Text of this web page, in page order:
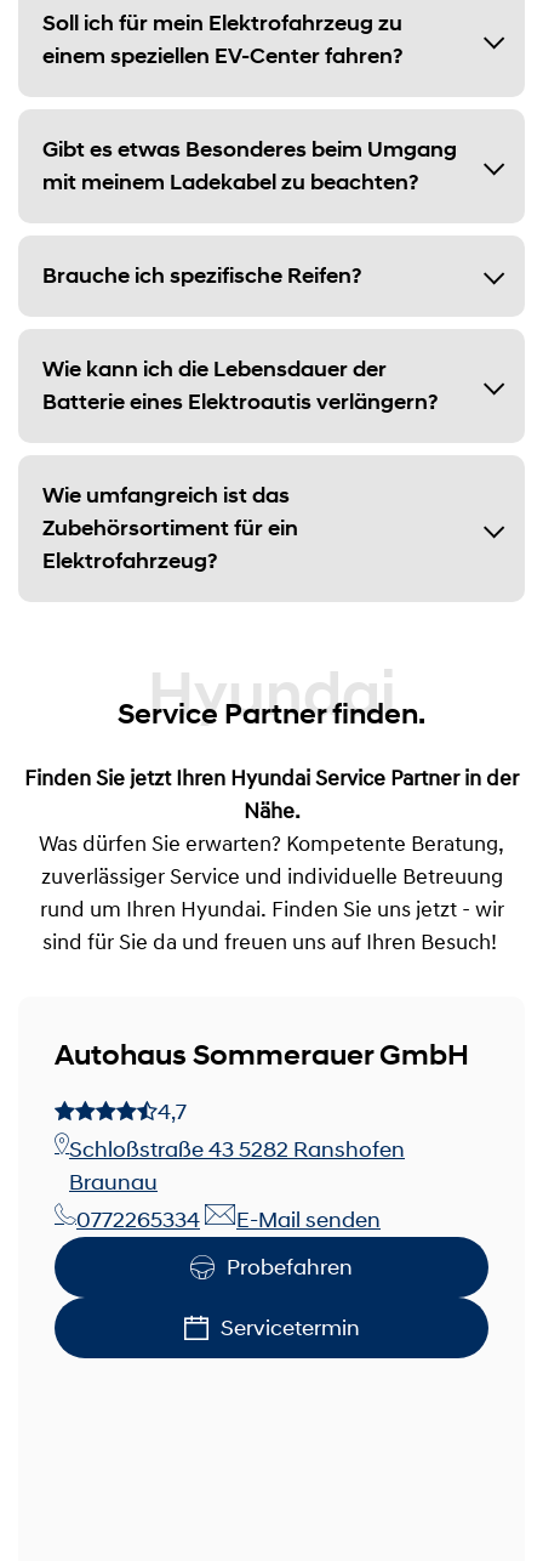
Soll ich für mein Elektrofahrzeug zu
einem speziellen EV-Center fahren?
Gibt es etwas Besonderes beim Umgang
mit meinem Ladekabel zu beachten?
Brauche ich spezifische Reifen?
Wie kann ich die Lebensdauer der
Batterie eines Elektroautis verlängern?
Wie umfangreich ist das
Zubehörsortiment für ein
Elektrofahrzeug?
Hyundai
Service Partner finden.
Finden Sie jetzt Ihren Hyundai Service Partner in der
Nähe.
Was dürfen Sie erwarten? Kompetente Beratung,
zuverlässiger Service und individuelle Betreuung
rund um Ihren Hyundai. Finden Sie uns jetzt - wir
sind für Sie da und freuen uns auf Ihren Besuch!
Autohaus Sommerauer GmbH
4,7
Schloßstraße 43 5282 Ranshofen
Braunau
0772265334
E-Mail senden
Probefahren
Servicetermin